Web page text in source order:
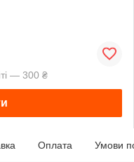
— 300 ₴
Оплата Умови